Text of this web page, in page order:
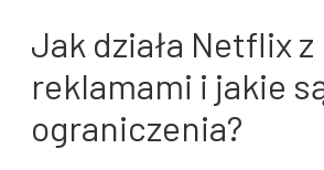
Jak działa Netflix z
reklamami i jakie
ograniczenia?